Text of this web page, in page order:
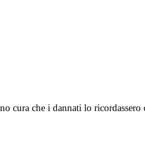
cura che i dannati lo